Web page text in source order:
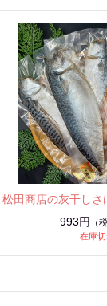
松田商店の灰干し
993円
（
在庫